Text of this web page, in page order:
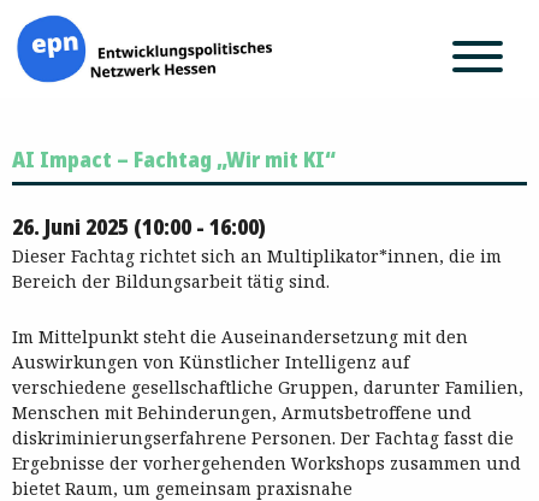
Inhalt
springen
AI Impact – Fachtag „Wir mit KI“
26. Juni 2025 (10:00 - 16:00)
Dieser Fachtag richtet sich an Multiplikator*innen, die im
Bereich der Bildungsarbeit tätig sind.
Im Mittelpunkt steht die Auseinandersetzung mit den
Auswirkungen von Künstlicher Intelligenz auf
verschiedene gesellschaftliche Gruppen, darunter Familien,
Menschen mit Behinderungen, Armutsbetroffene und
diskriminierungserfahrene Personen. Der Fachtag fasst die
Ergebnisse der vorhergehenden Workshops zusammen und
bietet Raum, um gemeinsam praxisnahe